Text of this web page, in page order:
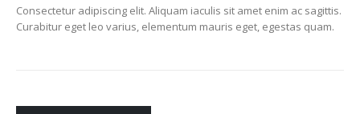
Consectetur adipiscing elit. Aliquam iaculis sit amet enim ac sagittis.
Curabitur eget leo varius, elementum mauris eget, egestas quam.